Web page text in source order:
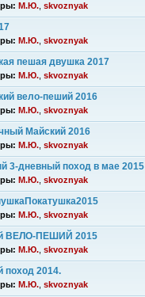
М.Ю. skvoznyak
М.Ю. skvoznyak
пешая двушка 2017
М.Ю. skvoznyak
вело-пеший 2016
М.Ю. skvoznyak
Майский 2016
М.Ю. skvoznyak
3-дневный поход в мае 2015
М.Ю. skvoznyak
М.Ю. skvoznyak
ВЕЛО-ПЕШИЙ 2015
М.Ю. skvoznyak
поход 2014.
М.Ю. skvoznyak